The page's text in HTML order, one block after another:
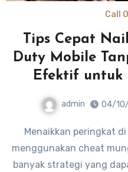
Call
Tips Cepat
Duty Mobile
Efektif untuk
admin 04/
Menaikkan peringkat di Call of Duty Mobile tanpa
menggunakan cheat
banyak strategi yang